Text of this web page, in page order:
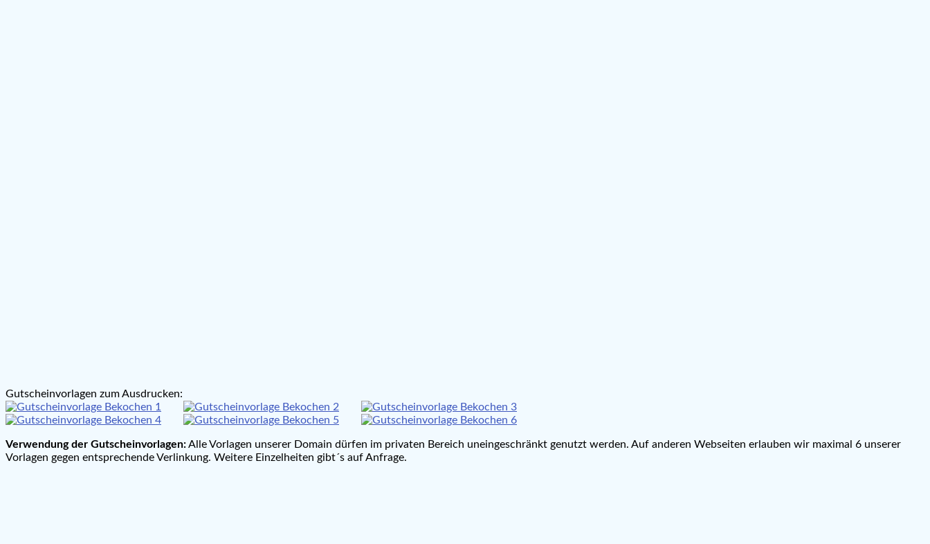
Gutscheinvorlagen zum Ausdrucken:
Verwendung der Gutscheinvorlagen:Alle Vorlagen unserer Domain dürfen im privaten Bereich uneingeschränkt genutzt werden. Auf anderen Webseiten erlauben wir maximal 6 unserer
Vorlagen gegen entsprechende Verlinkung. Weitere Einzelheiten gibt´s auf Anfrage.